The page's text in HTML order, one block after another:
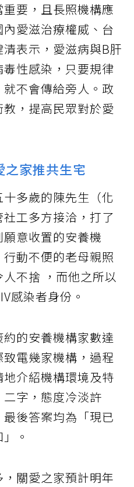
重要，且長照機構應
愛滋治療權威、台
表示，愛滋病與B肝
性感染，只要規律
不會傳給旁人。政
，提高民眾對於愛
之家推共生宅
多歲的陳先生（化
工多方接洽，打了
意收置的安養機
動不便的老母親照
不捨 ，而他之所以
感染者身份。
的安養機構家數達
電幾家機構，過程
介紹機構環境及特
字，態度冷淡許
後答案均為「現已
。
關愛之家預計明年